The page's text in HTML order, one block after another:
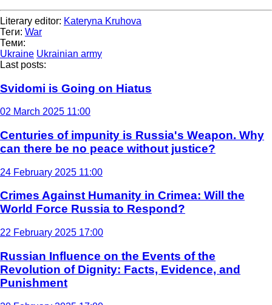
Literary editor: Kateryna Kruhova
Теги: War
Теми:
Ukraine Ukrainian army
Last posts:
Svidomi is Going on Hiatus
02 March 2025 11:00
Centuries of impunity is Russia's Weapon. Why
can there be no peace without justice?
24 February 2025 11:00
Crimes Against Humanity in Crimea: Will the
World Force Russia to Respond?
22 February 2025 17:00
Russian Influence on the Events of the
Revolution of Dignity: Facts, Evidence, and
Punishment